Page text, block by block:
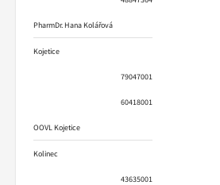
PharmDr. Hana Kolářová
Kojetice
79047001
60418001
OOVL Kojetice
Kolinec
43635001